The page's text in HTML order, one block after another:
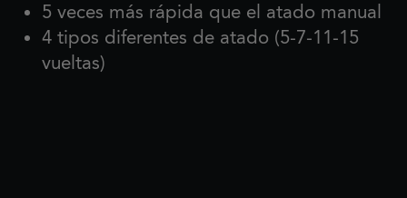
5 veces más rápida que el atado manual
4 tipos diferentes de atado (5-7-11-15
vueltas)